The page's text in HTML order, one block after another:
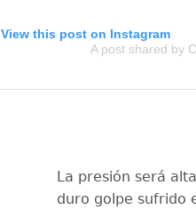
View this post on Instagram
A post shared by
La presión será
duro golpe sufrido